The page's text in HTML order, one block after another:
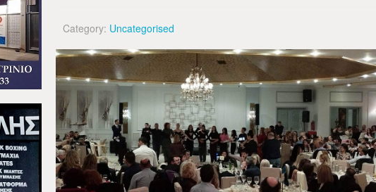
Category: Uncategorised